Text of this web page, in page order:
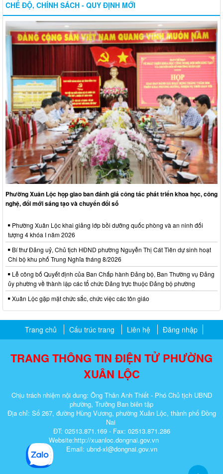
CHẾ ĐỘ, CHÍNH SÁCH - QUY ĐỊNH MỚI
Phường Xuân Lộc họp giao ban đánh giá công tác phát triển khoa học, công
nghệ, đổi mới sáng tạo và chuyển đổi số
Phường Xuân Lộc khai giảng lớp bồi dưỡng quốc phòng và an ninh đối
tượng 4 khóa I năm 2026
Bí thư Đảng uỷ, Chủ tịch HĐND phường Nguyễn Thị Cát Tiên dự sinh hoạt
Chi bộ khu phố Trung Nghĩa tháng 8/2026
Lễ công bố Quyết định của Ban Chấp hành Đảng bộ, Ban Thường vụ Đảng
ủy phường về thành lập các tổ chức Đảng trực thuộc Đảng bộ phường
Xuân Lộc gặp mặt chức sắc, chức việc các tôn giáo
Trang chủ Cấu trúc trang Liên hệ Đăng nhập
TRANG THÔNG TIN ĐIỆN TỬ PHƯỜNG
XUÂN LỘC
Chịu trách nhiệm nội dung: Ông Thân Anh Thiết - Phó Chủ tịch UBND
phường, Trưởng Ban biên tập
Địa chỉ: Số 267, đường Hùng Vương, phường Xuân Lộc, thành phố Đồng
Nai
ĐT: 02513.871.169 - Fax: 02513.871.286
Website:http://xuanloc.dongnai.gov.vn
Email: ubnd-xl@dongnai.gov.vn​